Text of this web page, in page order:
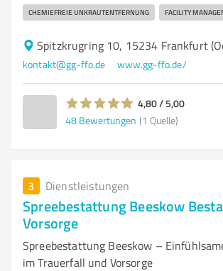
CHEMIEFREIE UNKRAUTENTFERNUNG FACILITY
Spitzkrugring 10, 15234 Frankfurt
kontakt@gg-ffo.de www.gg-ffo.de/
4,80 / 5,00
48 Bewertungen (1 Quelle)
3 Dienstleistungen
Spreebestattung Beeskow
Vorsorge
Spreebestattung Beeskow –
im Trauerfall und Vorsorge